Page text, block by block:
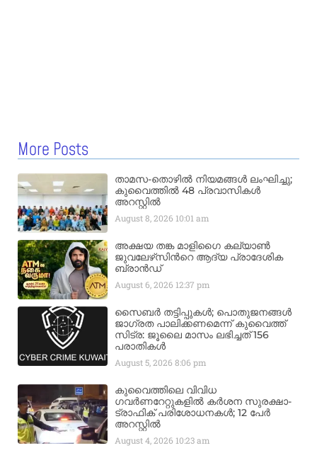
More Posts
താമസ-തൊഴിൽ നിയമങ്ങൾ ലംഘിച്ചു;
കുവൈത്തിൽ 48 പ്രവാസികൾ
അറസ്റ്റിൽ
August 8, 2026 10:01 am
അക്ഷയ തങ്ക മാളിഗൈ കല്യാണ്‍
ജുവലേഴ്‌സിന്‍റെ ആദ്യ പ്രാദേശിക
ബ്രാന്‍ഡ്
August 6, 2026 12:37 pm
സൈബർ തട്ടിപ്പുകൾ; പൊതുജനങ്ങൾ
ജാഗ്രത പാലിക്കണമെന്ന് കുവൈത്ത്
സിട്ര: ജൂലൈ മാസം ലഭിച്ചത് 156
പരാതികൾ
August 5, 20268:06 pm
കുവൈത്തിലെ വിവിധ
ഗവർണറേറ്റുകളിൽ കർശന സുരക്ഷാ-
ട്രാഫിക് പരിശോധനകൾ; 12 പേർ
അറസ്റ്റിൽ
August 4, 2026 10:23 am